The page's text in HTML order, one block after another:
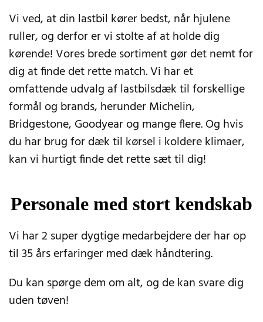
Vi ved, at din lastbil kører bedst, når hjulene
ruller, og derfor er vi stolte af at holde dig
kørende! Vores brede sortiment gør det nemt for
dig at finde det rette match. Vi har et
omfattende udvalg af lastbilsdæk til forskellige
formål og brands, herunder Michelin,
Bridgestone, Goodyear og mange flere. Og hvis
du har brug for dæk til kørsel i koldere klimaer,
kan vi hurtigt finde det rette sæt til dig!
Personale med stort kendskab
Vi har 2 super dygtige medarbejdere der har op
til 35 års erfaringer med dæk håndtering.
Du kan spørge dem om alt, og de kan svare dig
uden tøven!